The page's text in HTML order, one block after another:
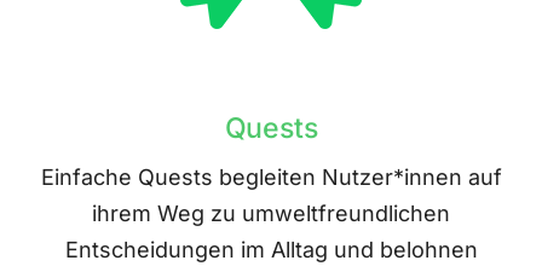
Quests
Einfache Quests begleiten Nutzer*innen auf
ihrem Weg zu umweltfreundlichen
Entscheidungen im Alltag und belohnen